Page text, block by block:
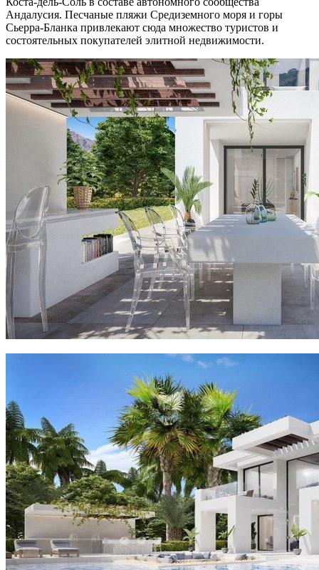
Андалусия. Песчаные пляжи Средиземного моря и горы
Сьерра-Бланка привлекают сюда множество туристов и
состоятельных покупателей элитной недвижимости.